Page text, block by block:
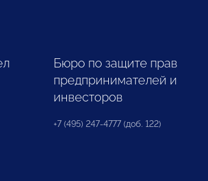
Бюро по защите прав
предпринимателей и
инвесторов
+7 (495) 247-4777 (доб. 122)